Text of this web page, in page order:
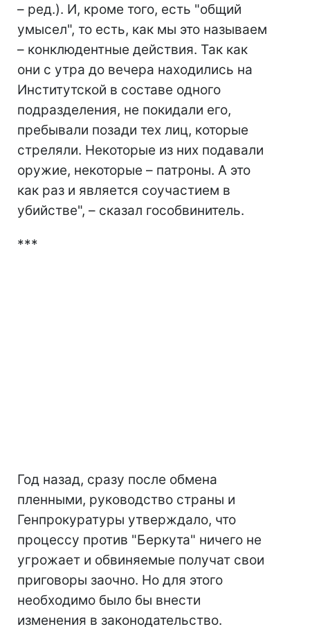
– ред.). И, кроме того, есть "общий
умысел", то есть, как мы это называем
– конклюдентные действия. Так как
они с утра до вечера находились на
Институтской в составе одного
подразделения, не покидали его,
пребывали позади тех лиц, которые
стреляли. Некоторые из них подавали
оружие, некоторые – патроны. А это
как раз и является соучастием в
убийстве", – сказал гособвинитель.
***
Год назад, сразу после обмена
пленными, руководство страны и
Генпрокуратуры утверждало, что
процессу против "Беркута" ничего не
угрожает и обвиняемые получат свои
приговоры заочно. Но для этого
необходимо было бы внести
изменения в законодательство.